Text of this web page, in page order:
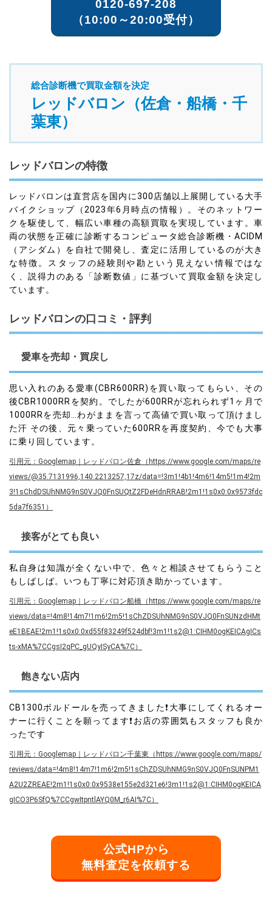
0120-697-208
（10:00～20:00受付）
総合診断機で買取金額を決定
レッドバロン（佐倉・船橋・千
葉東）
レッドバロンの特徴
レッドバロンは直営店を国内に300店舗以上展開している大手
バイクショップ（2023年6月時点の情報）。そのネットワー
クを駆使して、幅広い車種の高額買取を実現しています。車
両の状態を正確に診断するコンピュータ総合診断機・ACIDM
（アシダム）を自社で開発し、査定に活用しているのが大き
な特徴。スタッフの経験則や勘という見えない情報ではな
く、説得力のある「診断数値」に基づいて買取金額を決定し
ています。
レッドバロンの口コミ・評判
愛車を売却・買戻し
思い入れのある愛車(CBR600RR)を買い取ってもらい、その
後CBR1000RRを契約。でしたが600RRが忘れられず1ヶ月で
1000RRを売却…わがままを言って高値で買い取って頂けまし
た汗 その後、元々乗っていた600RRを再度契約、今でも大事
に乗り回しています。
引用元：Googlemap｜レッドバロン佐倉（https://www.google.com/maps/re
views/@35.7131996,140.2213257,17z/data=!3m1!4b1!4m6!14m5!1m4!2m
3!1sChdDSUhNMG9nS0VJQ0FnSUQtZ2FDeHdnRRAB!2m1!1s0x0:0x9573fdc
5da7f6351）
接客がとても良い
私自身は知識が全くない中で、色々と相談させてもらうこと
もしばしば。いつも丁寧に対応頂き助かっています。
引用元：Googlemap｜レッドバロン船橋（https://www.google.com/maps/re
views/data=!4m8!14m7!1m6!2m5!1sChZDSUhNMG9nS0VJQ0FnSUNzdHMt
eE1BEAE!2m1!1s0x0:0xd55f83249f524dbf!3m1!1s2@1:CIHM0ogKEICAgICs
ts-xMA%7CCgsI2qPC_gUQyISyCA%7C）
飽きない店内
CB1300ボルドールを売ってきました❗大事にしてくれるオー
ナーに行くことを願ってます❗お店の雰囲気もスタッフも良か
ったです
引用元：Googlemap｜レッドバロン千葉東（https://www.google.com/maps/
reviews/data=!4m8!14m7!1m6!2m5!1sChZDSUhNMG9nS0VJQ0FnSUNPM1
A2U2ZREAE!2m1!1s0x0:0x9538e155e2d321e6!3m1!1s2@1:CIHM0ogKEICA
gICO3P6SfQ%7CCgwItpntlAYQ0M_r6AI%7C）
公式HPから
無料査定を依頼する